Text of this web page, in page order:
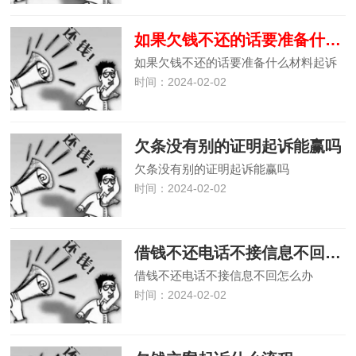
如果欠钱不还的话要准备什么材料起诉
如果欠钱不还的话要准备什么材料起诉
时间：2024-02-02
欠条没有别的证明起诉能赢吗
欠条没有别的证明起诉能赢吗
时间：2024-02-02
借钱不还电话不接信息不回怎么办
借钱不还电话不接信息不回怎么办
时间：2024-02-02